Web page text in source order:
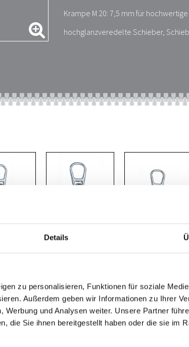
Details
zu personalisieren, Funktionen für soziale
Außerdem geben wir Informationen zu Ihrer
und Analysen weiter. Unsere Partner
die Sie ihnen bereitgestellt haben oder die sie im
Krampe M 20: 7,5 mm für
hochglanzveredelte Schieber,